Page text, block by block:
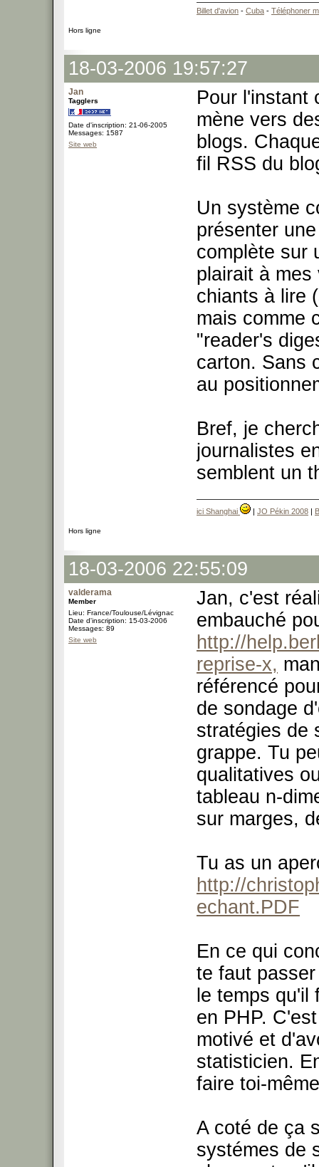
Billet d'avion - Cuba - Téléphoner
Hors ligne
18-03-2006 19:57:27
Jan
Tagglers
Date d'inscription: 21-06-2005
Messages: 1587
Site web
Pour l'instant
mène vers
blogs.
fil RSS du
Un système
présenter
complète sur
plairait à
chiants à lire
mais comme
"reader's
carton. Sans
au
Bref, je
journalistes
semblent un
ici Shanghai | JO Pékin 2008 |
Hors ligne
18-03-2006 22:55:09
valderama
Member
Lieu: France/Toulouse/Lévignac
Date d'inscription: 15-03-2006
Messages: 89
Site web
Jan, c'est
embauché
http://
reprise-x,
référencé
de sondage
stratégies de
grappe. Tu
qualitatives
tableau n-
sur marges,
Tu as un
http://
echant.PDF
En ce qui
te faut
le temps
en PHP.
motivé et
statisticien.
faire toi-
A coté de ça
systémes de